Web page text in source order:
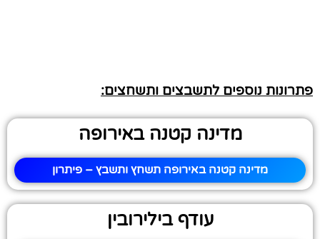
פתרונות נוספים לתשבצים ותשחצים:
מדינה קטנה באירופה
מדינה קטנה באירופה תשחץ ותשבץ – פיתרון
עודף בילירובין